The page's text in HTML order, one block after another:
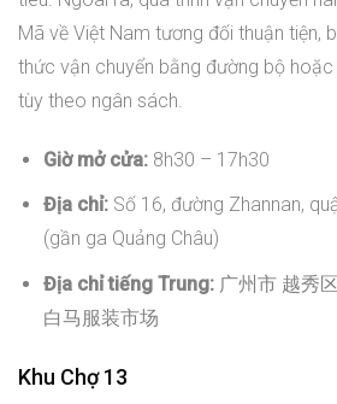
Mã về Việt Nam tương đối thuận tiện,
thức vận chuyển bằng đường bộ
tùy theo ngân sách.
Giờ mở cửa:8h30 – 17h30
Địa chỉ:Số 16, đường Zhannan,
(gần ga Quảng Châu)
Địa chỉ tiếng Trung:广州市 越秀
白马服装市场
Khu Chợ 13